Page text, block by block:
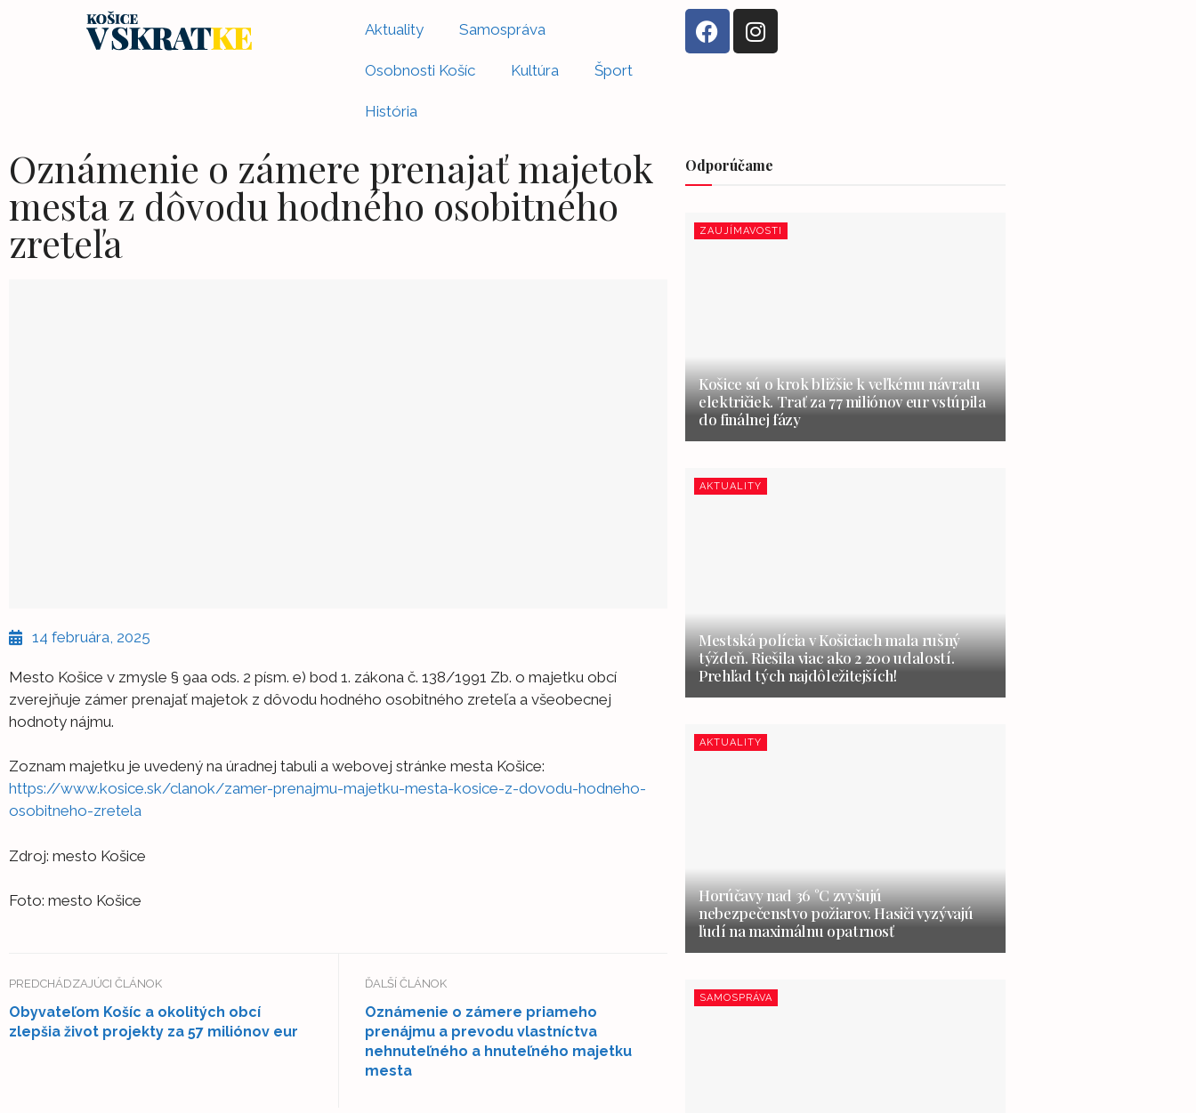
Aktuality Samospráva
Osobnosti Košíc Kultúra Šport
História
Oznámenie o zámere prenajať majetok
mesta z dôvodu hodného osobitného
zreteľa
14 februára, 2025
Mesto Košice v zmysle § 9aa ods. 2 písm. e) bod 1. zákona č. 138/1991 Zb. o majetku obcí
zverejňuje zámer prenajať majetok z dôvodu hodného osobitného zreteľa a všeobecnej
hodnoty nájmu.
Zoznam majetku je uvedený na úradnej tabuli a webovej stránke mesta Košice:
https://www.kosice.sk/clanok/zamer-prenajmu-majetku-mesta-kosice-z-dovodu-hodneho-
osobitneho-zretela
Zdroj: mesto Košice
Foto: mesto Košice
PREDCHÁDZAJÚCI ČLÁNOK
Obyvateľom Košíc a okolitých obcí
zlepšia život projekty za 57 miliónov eur
ĎALŠÍ ČLÁNOK
Oznámenie o zámere priameho
prenájmu a prevodu vlastníctva
nehnuteľného a hnuteľného majetku
mesta
Odporúčame
ZAUJÍMAVOSTI
Košice sú o krok bližšie k veľkému návratu
električiek. Trať za 77 miliónov eur vstúpila
do finálnej fázy
AKTUALITY
Mestská polícia v Košiciach mala rušný
týždeň. Riešila viac ako 2 200 udalostí.
Prehľad tých najdôležitejších!
AKTUALITY
Horúčavy nad 36 °C zvyšujú
nebezpečenstvo požiarov. Hasiči vyzývajú
ľudí na maximálnu opatrnosť
SAMOSPRÁVA